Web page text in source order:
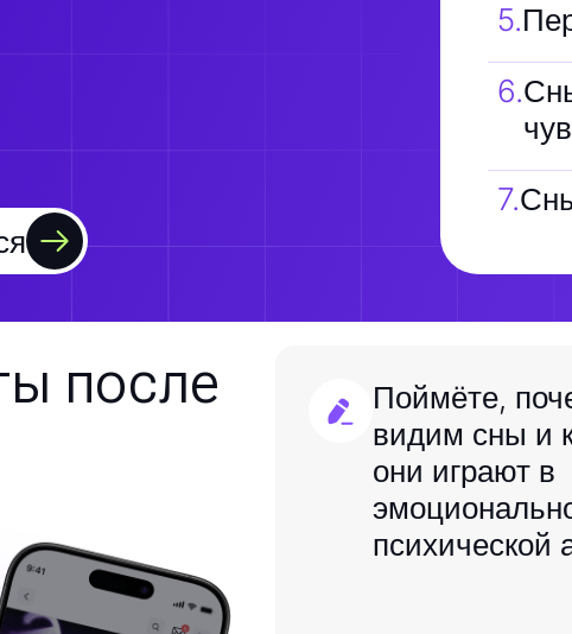
5.
6.
7.
после
Поймёте,
видим сны и
они играют в
психической